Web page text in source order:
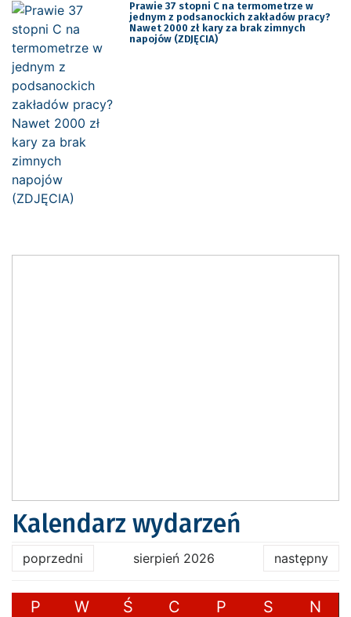
Prawie 37 stopni C na termometrze w
jednym z podsanockich zakładów pracy?
Nawet 2000 zł kary za brak zimnych
napojów (ZDJĘCIA)
Kalendarz wydarzeń
poprzedni sierpień 2026 następny
P W Ś C P S N